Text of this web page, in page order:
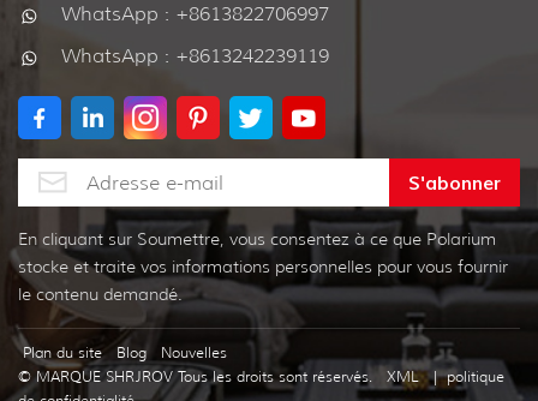
WhatsApp : +8613822706997
WhatsApp : +8613242239119
En cliquant sur Soumettre, vous consentez à ce que Polarium
stocke et traite vos informations personnelles pour vous fournir
le contenu demandé.
Plan du site Blog
Nouvelles
© MARQUE SHRJROV Tous les droits sont réservés.
XML | politique